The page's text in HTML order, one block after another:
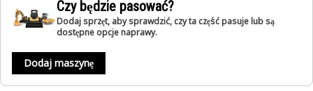
Czy będzie pasować?
Dodaj sprzęt, aby sprawdzić, czy ta część pasuje lub są
dostępne opcje naprawy.
Dodaj maszynę